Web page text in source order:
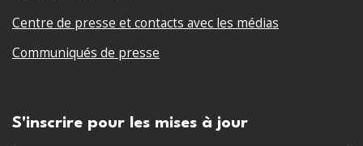
Centre de presse et contacts avec les médias
Communiqués de presse
S'inscrire pour les mises à jour